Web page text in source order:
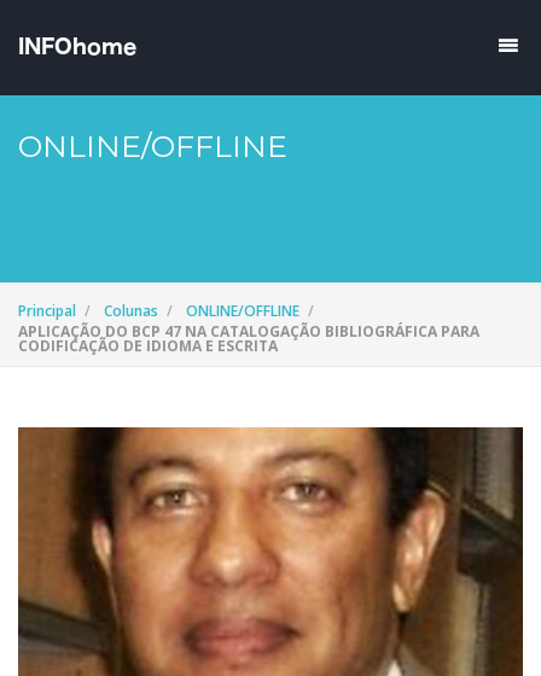
ONLINE/OFFLINE
Principal Colunas
ONLINE/OFFLINE
APLICAÇÃO DO BCP 47 NA CATALOGAÇÃO BIBLIOGRÁFICA PARA
CODIFICAÇÃO DE IDIOMA E ESCRITA